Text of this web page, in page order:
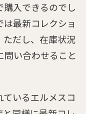
入できるのでし
最新コレクショ
ただし、在庫状況
問い合わせること
いるエルメスコ